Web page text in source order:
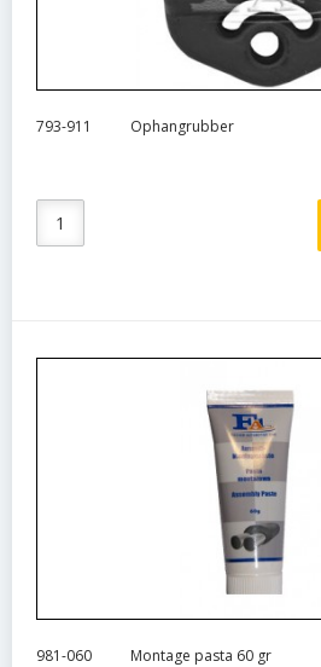
793-911 Ophangrubber
981-060 Montage pasta 60 gr